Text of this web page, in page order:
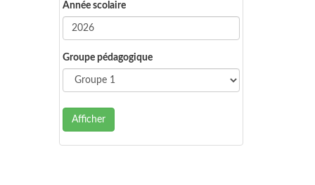
Année scolaire
Groupe pédagogique
Afficher